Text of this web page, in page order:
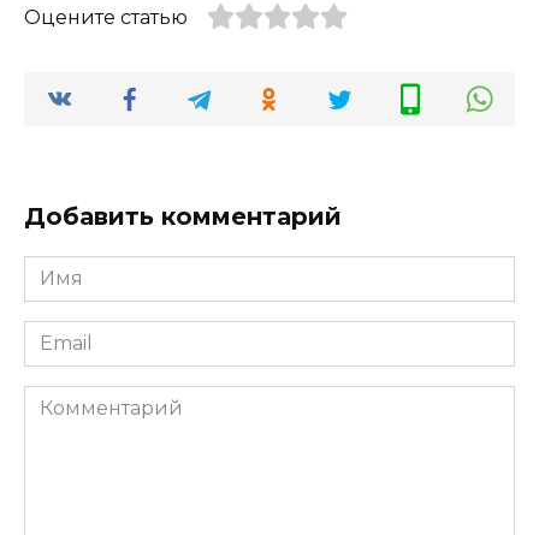
Оцените статью
Добавить комментарий
Имя
*
Email
*
Комментарий